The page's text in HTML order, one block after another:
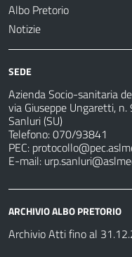
Albo Pretorio
Notizie
SEDE
Azienda Socio-sanitaria
via Giuseppe Ungaretti,
Sanluri (SU)
Telefono: 070/93841
PEC:
E-mail:
ARCHIVIO ALBO PRETORIO
Archivio Atti fino al